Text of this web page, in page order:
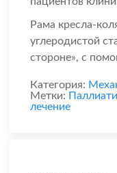
Рама кресла-
углеродистой
стороне», с
Категория:
Метки:
лечение